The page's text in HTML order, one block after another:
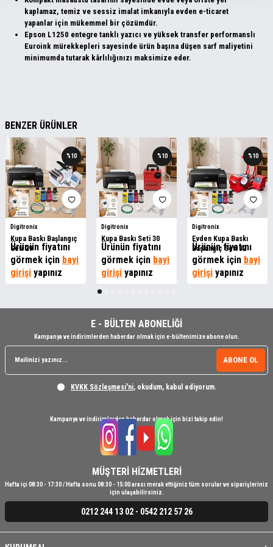
kaplamaz, temiz ve sessiz imalat imkanıyla evden e-ticaret
yapanlar için mükemmel bir çözümdür.
Epson L1250 entegre tanklı yazıcı ve yüksek transfer performanslı
Euroink mürekkepleri sayesinde ürün başına düşen sarf maliyetini
minimumda tutarak kârlılığınızı maksimize eder.
BENZER ÜRÜNLER
%10
Digitronix
Kupa Baskı Başlangıç
Seti 29
Ürünün fiyatını
görmek için bayi
girişi yapınız
%10
Digitronix
Kupa Baskı Seti 30
Ürünün fiyatını
görmek için bayi
girişi yapınız
%10
Digitronix
Evden Kupa Baskı
Başlangıç Seti 32
Ürünün fiyatını
görmek için bayi
girişi yapınız
E - BÜLTEN ABONELİĞİ
Kampanya ve indirimlerden haberdar olmak için e-bültenimize abone olun.
ABONE OL
KVKK Sözleşmesi'ni, okudum, kabul ediyorum.
Kampanya ve indirimlerden haberdar olmak için bizi takip edin!
MÜŞTERİ HİZMETLERİ
Hafta içi 08:30 - 17:30 / Hafta sonu 08:30 - 15:00 arası merak ettiğiniz tüm sorular ve siparişleriniz
için ulaşabilirsiniz.
0212 244 13 02 - 0542 212 57 26